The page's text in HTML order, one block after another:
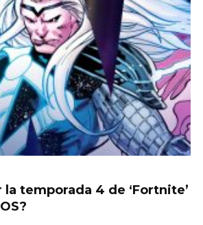
la temporada 4 de ‘Fortnite’